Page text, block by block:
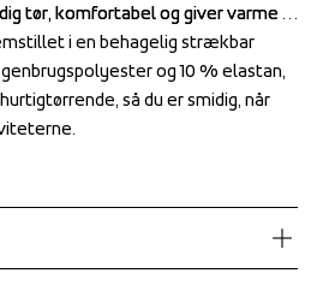
tør, komfortabel og giver varme
i en behagelig strækbar
og 10 % elastan,
så du er smidig, når
tør, komfortabel og giver varme
i en behagelig strækbar
og 10 % elastan,
så du er smidig, når